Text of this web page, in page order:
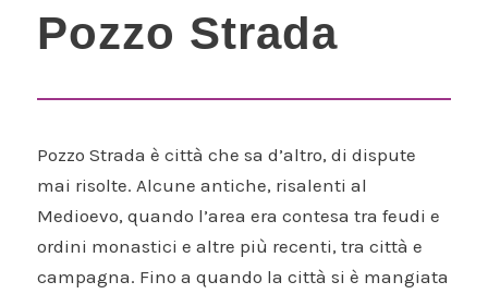
Pozzo Strada
Pozzo Strada è città che sa d’altro, di dispute
mai risolte. Alcune antiche, risalenti al
Medioevo, quando l’area era contesa tra feudi e
ordini monastici e altre più recenti, tra città e
campagna. Fino a quando la città si è mangiata